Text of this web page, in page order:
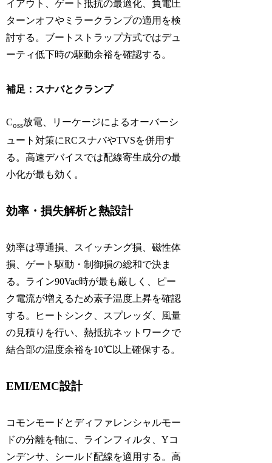
イアウト、ゲート抵抗の最適化、負電圧
ターンオフやミラークランプの適用を検
討する。ブートストラップ方式ではデュ
ーティ低下時の駆動余裕を確認する。
補足：スナバとクランプ
Coss放電、リーケージによるオーバーシ
ュート対策にRCスナバやTVSを併用す
る。高速デバイスでは配線寄生成分の最
小化が最も効く。
効率・損失解析と熱設計
効率は導通損、スイッチング損、磁性体
損、ゲート駆動・制御損の総和で決ま
る。ライン90Vac時が最も厳しく、ピー
ク電流が増えるため素子温度上昇を確認
する。ヒートシンク、スプレッダ、風量
の見積りを行い、熱抵抗ネットワークで
結合部の温度余裕を10℃以上確保する。
EMI/EMC設計
コモンモードとディファレンシャルモー
ドの分離を軸に、ラインフィルタ、Yコ
ンデンサ、シールド配線を適用する。高